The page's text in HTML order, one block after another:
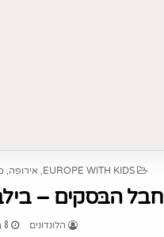
POSTED
EUROPE WITH KIDS אירופה
חבל הבּסקים –
הלונדונים